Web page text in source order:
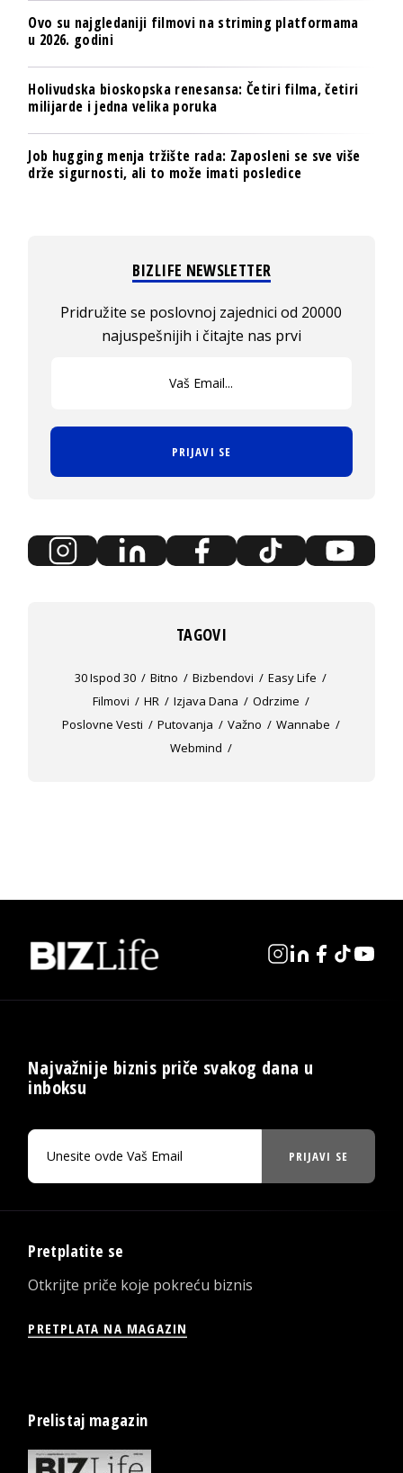
Ovo su najgledaniji filmovi na striming platformama
u 2026. godini
Holivudska bioskopska renesansa: Četiri filma, četiri
milijarde i jedna velika poruka
Job hugging menja tržište rada: Zaposleni se sve više
drže sigurnosti, ali to može imati posledice
BIZLIFE NEWSLETTER
Pridružite se poslovnoj zajednici od 20000
najuspešnijih i čitajte nas prvi
PRIJAVI SE
TAGOVI
30 Ispod 30 Bitno Bizbendovi
Easy Life
Filmovi
HR Izjava Dana
Odrzime
Poslovne Vesti
Putovanja Važno
Wannabe
Webmind
Najvažnije biznis priče svakog dana u
inboksu
PRIJAVI SE
Pretplatite se
Otkrijte priče koje pokreću biznis
PRETPLATA NA MAGAZIN
Prelistaj magazin